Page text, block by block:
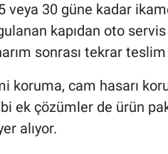
veya 30 güne kadar
kapıdan oto servis
sonrası tekrar
koruma, cam hasarı
ek çözümler de ürün
alıyor.